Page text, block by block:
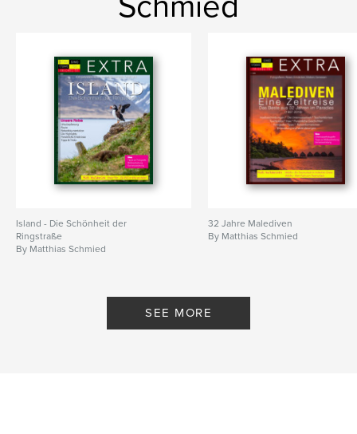
Island - Die Schönheit der
Ringstraße
By Matthias Schmied
32 Jahre Malediven
By Matthias Schmied
SEE MORE